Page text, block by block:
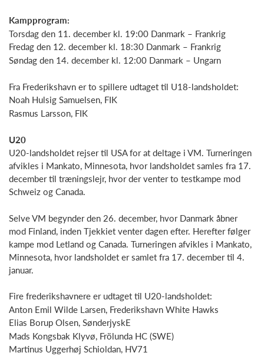
Kampprogram:
Torsdag den 11. december kl. 19:00 Danmark – Frankrig
Fredag den 12. december kl. 18:30 Danmark – Frankrig
Søndag den 14. december kl. 12:00 Danmark – Ungarn
Fra Frederikshavn er to spillere udtaget til U18-landsholdet:
Noah Hulsig Samuelsen, FIK
Rasmus Larsson, FIK
U20
U20-landsholdet rejser til USA for at deltage i VM. Turneringen
afvikles i Mankato, Minnesota, hvor landsholdet samles fra 17.
december til træningslejr, hvor der venter to testkampe mod
Schweiz og Canada.
Selve VM begynder den 26. december, hvor Danmark åbner
mod Finland, inden Tjekkiet venter dagen efter. Herefter følger
kampe mod Letland og Canada. Turneringen afvikles i Mankato,
Minnesota, hvor landsholdet er samlet fra 17. december til 4.
januar.
Fire frederikshavnere er udtaget til U20-landsholdet:
Anton Emil Wilde Larsen, Frederikshavn White Hawks
Elias Borup Olsen, SønderjyskE
Mads Kongsbak Klyvø, Frölunda HC (SWE)
Martinus Uggerhøj Schioldan, HV71